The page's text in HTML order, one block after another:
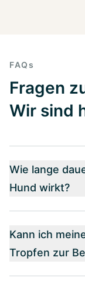
FAQs
Fragen
Wir sind
Wie lange
Hund wirkt?
Kann ich
Tropfen zur